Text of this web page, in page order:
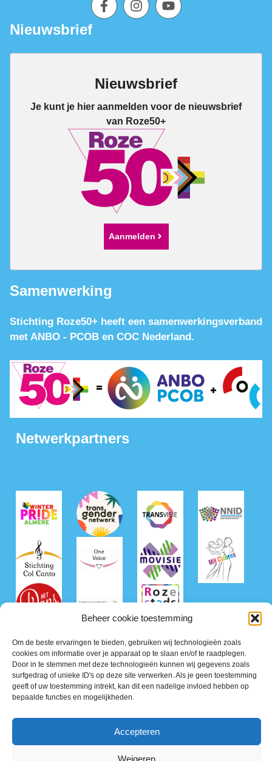
Beheer cookie toestemming
Om de beste ervaringen te bieden, gebruiken wij technologieën zoals
cookies om informatie over je apparaat op te slaan en/of te raadplegen.
Door in te stemmen met deze technologieën kunnen wij gegevens zoals
surfgedrag of unieke ID's op deze site verwerken. Als je geen toestemming
geeft of uw toestemming intrekt, kan dit een nadelige invloed hebben op
bepaalde functies en mogelijkheden.
Accepteren
Weigeren
Nieuwsbrief
Nieuwsbrief
Je kunt je hier aanmelden voor de nieuwsbrief
van Roze50+
Aanmelden
Samenwerking
Stichting Roze50+ heeft een samenwerkingsverband
met ANBO - PCOB en COC Nederland.
Netwerkpartners
©2026 Roze50+ Nederland